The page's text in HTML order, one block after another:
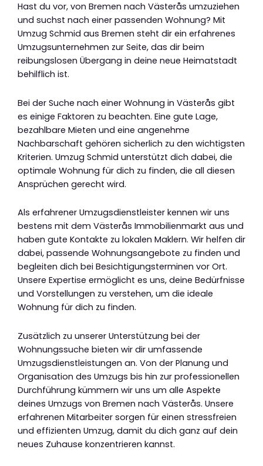
Hast du vor, von Bremen nach Västerås umzuziehen
und suchst nach einer passenden Wohnung? Mit
Umzug Schmid aus Bremen steht dir ein erfahrenes
Umzugsunternehmen zur Seite, das dir beim
reibungslosen Übergang in deine neue Heimatstadt
behilflich ist.
Bei der Suche nach einer Wohnung in Västerås gibt
es einige Faktoren zu beachten. Eine gute Lage,
bezahlbare Mieten und eine angenehme
Nachbarschaft gehören sicherlich zu den wichtigsten
Kriterien. Umzug Schmid unterstützt dich dabei, die
optimale Wohnung für dich zu finden, die all diesen
Ansprüchen gerecht wird.
Als erfahrener Umzugsdienstleister kennen wir uns
bestens mit dem Västerås Immobilienmarkt aus und
haben gute Kontakte zu lokalen Maklern. Wir helfen dir
dabei, passende Wohnungsangebote zu finden und
begleiten dich bei Besichtigungsterminen vor Ort.
Unsere Expertise ermöglicht es uns, deine Bedürfnisse
und Vorstellungen zu verstehen, um die ideale
Wohnung für dich zu finden.
Zusätzlich zu unserer Unterstützung bei der
Wohnungssuche bieten wir dir umfassende
Umzugsdienstleistungen an. Von der Planung und
Organisation des Umzugs bis hin zur professionellen
Durchführung kümmern wir uns um alle Aspekte
deines Umzugs von Bremen nach Västerås. Unsere
erfahrenen Mitarbeiter sorgen für einen stressfreien
und effizienten Umzug, damit du dich ganz auf dein
neues Zuhause konzentrieren kannst.